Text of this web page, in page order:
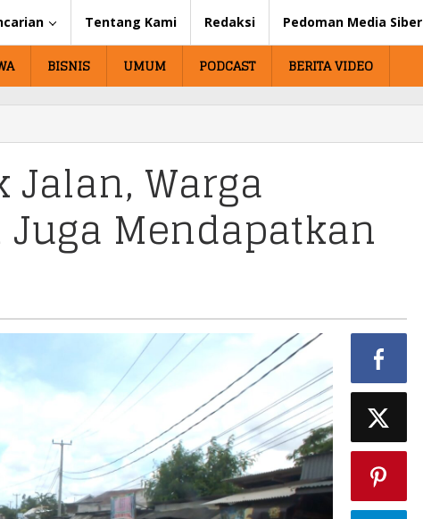
Tentang Kami Redaksi Pedoman Media Siber
BISNIS UMUM PODCAST BERITA VIDEO
Jalan, Warga
Mendapatkan